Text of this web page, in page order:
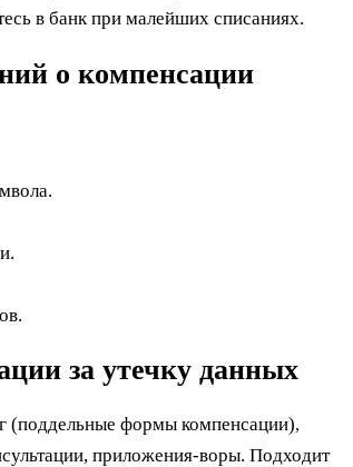
в банк при малейших списаниях.
о компенсации
за утечку данных
(поддельные формы компенсации),
приложения-воры. Подходит